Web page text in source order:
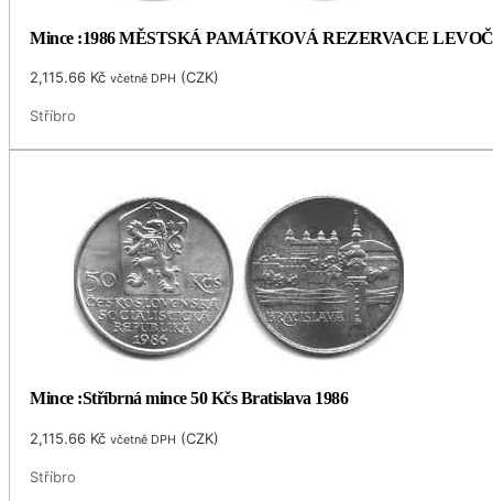
Mince :1986 MĚSTSKÁ PAMÁTKOVÁ REZERVACE
2,115.66 Kč včetně DPH (CZK)
Stříbro
Mince :Stříbrná mince 50 Kčs Bratislava 1986
2,115.66 Kč včetně DPH (CZK)
Stříbro